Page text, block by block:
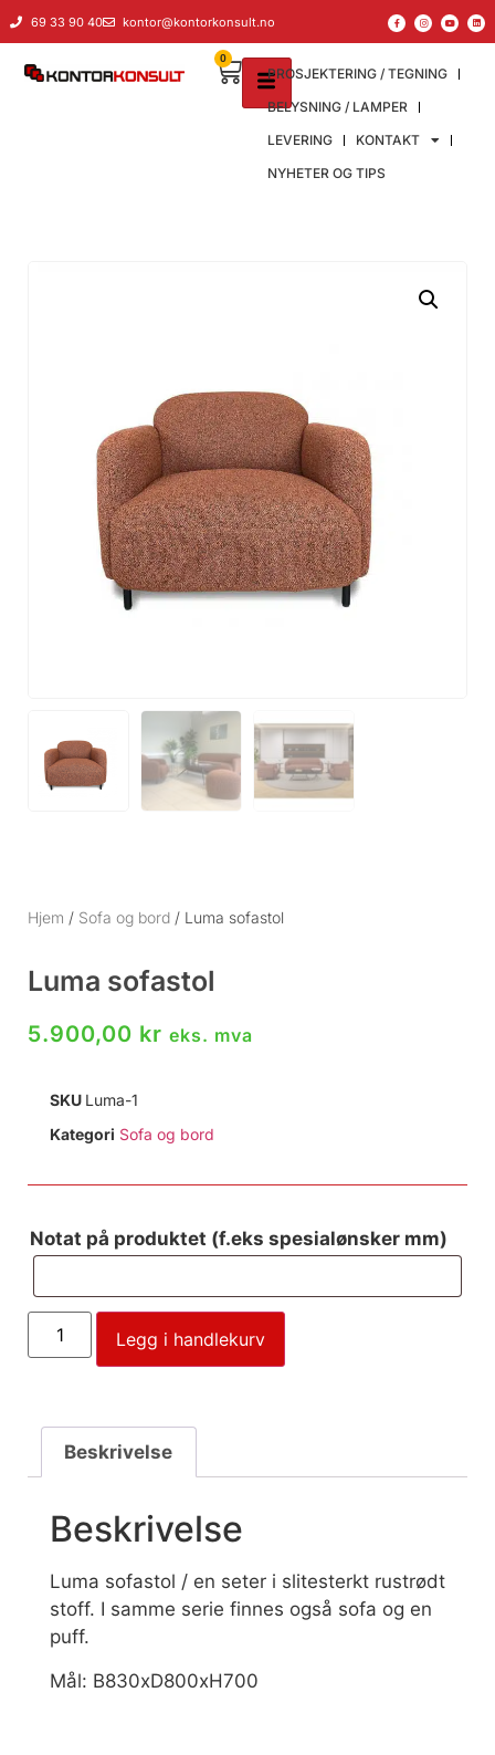
69 33 90 40 kontor@kontorkonsult.no
PROSJEKTERING / TEGNING
BELYSNING / LAMPER
LEVERING
KONTAKT
NYHETER OG TIPS
0
Hjem / Sofa og bord / Luma sofastol
Luma sofastol
5.900,00 kr eks. mva
SKU Luma-1
Kategori Sofa og bord
Notat på produktet (f.eks spesialønsker mm)
Legg i handlekurv
Beskrivelse
Beskrivelse
Luma sofastol / en seter i slitesterkt rustrødt
stoff. I samme serie finnes også sofa og en
puff.
Mål: B830xD800xH700